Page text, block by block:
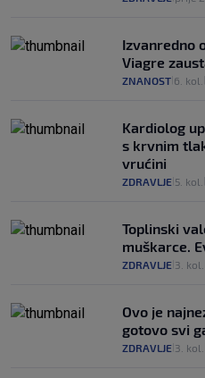
Izvanredno
Viagre
ZNANOST 6. kol.
Kardiolog
s krvnim
vrućini
ZDRAVLJE 5. kol.
Toplinski
muškarce.
ZDRAVLJE 3. kol.
Ovo je
gotovo svi
ZDRAVLJE 3. kol.